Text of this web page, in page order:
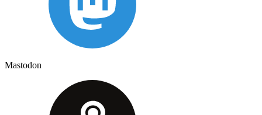
Mastodon